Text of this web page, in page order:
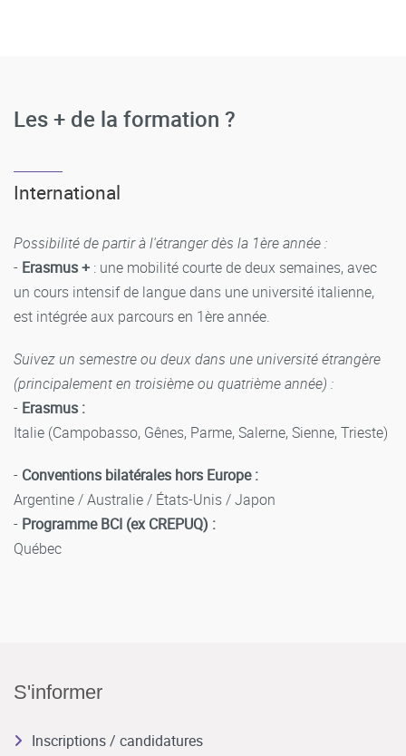
Les + de la formation ?
International
Possibilité de partir à l'étranger dès la 1ère année :
- Erasmus + : une mobilité courte de deux semaines, avec
un cours intensif de langue dans une université italienne,
est intégrée aux parcours en 1ère année.
Suivez un semestre ou deux dans une université étrangère
(principalement en troisième ou quatrième année) :
- Erasmus :
Italie (Campobasso, Gênes, Parme, Salerne, Sienne, Trieste)
- Conventions bilatérales hors Europe :
Argentine / Australie / États-Unis / Japon
- Programme BCI (ex CREPUQ) :
Québec
S'informer
Inscriptions / candidatures